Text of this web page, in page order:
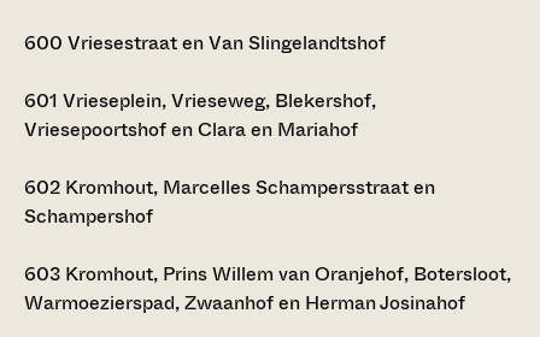
600 Vriesestraat en Van Slingelandtshof
601 Vrieseplein, Vrieseweg, Blekershof,
Vriesepoortshof en Clara en Mariahof
602 Kromhout, Marcelles Schampersstraat en
Schampershof
603 Kromhout, Prins Willem van Oranjehof, Botersloot,
Warmoezierspad, Zwaanhof en Herman Josinahof